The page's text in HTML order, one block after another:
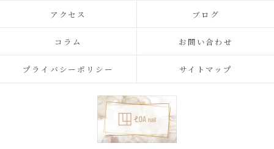
アクセス ブログ
コラム お問い合わせ
プライバシーポリシー サイトマップ